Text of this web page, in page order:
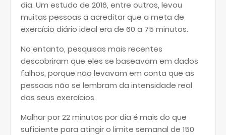
dia. Um estudo de 2016, entre outros, levou
muitas pessoas a acreditar que a meta de
exercício diário ideal era de 60 a 75 minutos.
No entanto, pesquisas mais recentes
descobriram que eles se baseavam em dados
falhos, porque não levavam em conta que as
pessoas não se lembram da intensidade real
dos seus exercícios.
Malhar por 22 minutos por dia é mais do que
suficiente para atingir o limite semanal de 150